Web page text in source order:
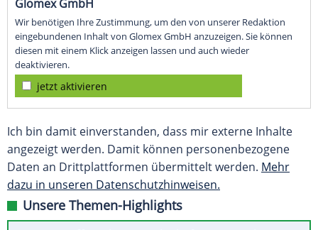
Glomex GmbH
Wir benötigen Ihre Zustimmung, um den von unserer Redaktion
eingebundenen Inhalt von Glomex GmbH anzuzeigen. Sie können
diesen mit einem Klick anzeigen lassen und auch wieder
deaktivieren.
jetzt aktivieren
Ich bin damit einverstanden, dass mir externe Inhalte
angezeigt werden. Damit können personenbezogene
Daten an Drittplattformen übermittelt werden. Mehr
dazu in unseren Datenschutzhinweisen.
Unsere Themen-Highlights